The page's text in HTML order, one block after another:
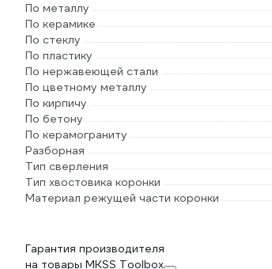
По металлу
По керамике
По стеклу
По пластику
По нержавеющей стали
По цветному металлу
По кирпичу
По бетону
По керамограниту
Разборная
Тип сверления
Тип хвостовика коронки
Материал режущей части коронки
Гарантия производителя
на товары MKSS Toolbox